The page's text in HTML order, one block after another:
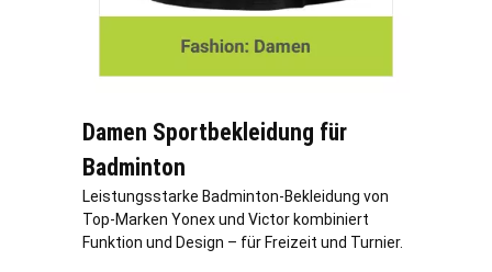
Damen Sportbekleidung für
Badminton
Leistungsstarke Badminton-Bekleidung von
Top-Marken Yonex und Victor kombiniert
Funktion und Design – für Freizeit und Turnier.